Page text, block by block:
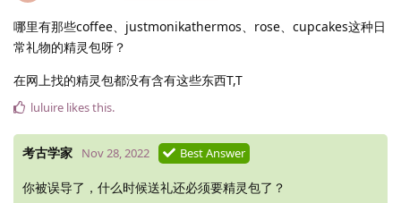
哪里有那些coffee、justmonikathermos、rose、cupcakes这种日
常礼物的精灵包呀？
在网上找的精灵包都没有含有这些东西T,T
luluire likes this.
考古学家 Nov 28, 2022 Best Answer
你被误导了，什么时候送礼还必须要精灵包了？